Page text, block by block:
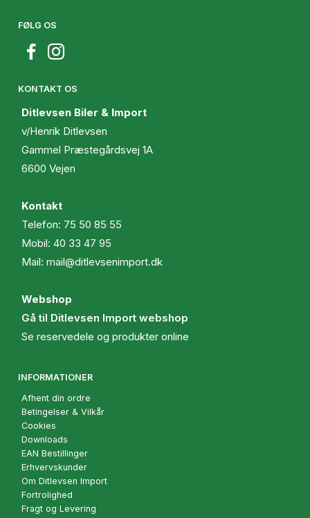
FØLG OS
KONTAKT OS
Ditlevsen Biler & Import
v/Henrik Ditlevsen
Gammel Præstegårdsvej 1A
6600 Vejen
Kontakt
Telefon: 75 50 85 55
Mobil: 40 33 47 95
Mail: mail@ditlevsenimport.dk
Webshop
Gå til Ditlevsen Import webshop
Se reservedele og produkter online
INFORMATIONER
Afhent din ordre
Betingelser & Vilkår
Cookies
Downloads
EAN Bestillinger
Erhvervskunder
Om Ditlevsen Import
Fortrolighed
Fragt og Levering